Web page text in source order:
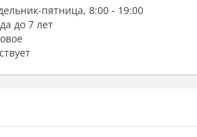
пятница, 8:00 - 19:00
до 7 лет